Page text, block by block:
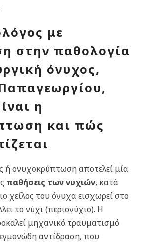
με
στην παθολογία
όνυχος,
η
και πώς
ή ονυχοκρύπτωση αποτελεί μία
παθήσεις των νυχιών, κατά
χείλος του όνυχα εισχωρεί στο
το νύχι (περιονύχιο). Η
μηχανικό τραυματισμό
αντίδραση, που